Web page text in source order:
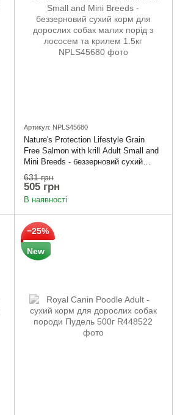
Артикул: NPLS45680
Nature's Protection Lifestyle Grain
Free Salmon with krill Adult Small and
Mini Breeds - беззерновий сухий
корм для дорослих собак малих
порід з лососем та крилем 1.5кг
631 грн
505 грн
В наявності
−25%
New